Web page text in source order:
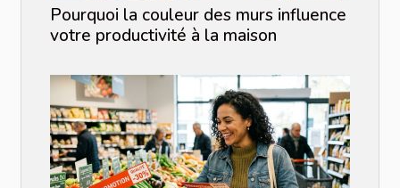
Pourquoi la couleur des murs influence
votre productivité à la maison